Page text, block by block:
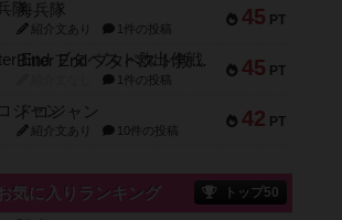
45 PT
海兵隊
紹介文あり 1件の投稿
45 PT
Bitter End ブタペスト救出作戦
1件の投稿
42 PT
ドコジャン
紹介文あり 10件の投稿
気に入りランキング トップ50